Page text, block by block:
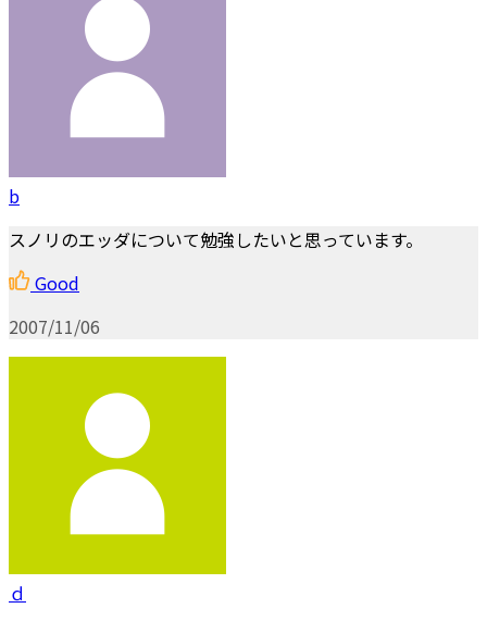
b
スノリのエッダについて勉強したいと思っています。
Good
2007/11/06
ｄ